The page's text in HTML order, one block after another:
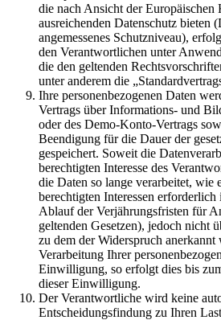
die nach Ansicht der Europäischen
ausreichenden Datenschutz bieten
angemessenes Schutzniveau),
den Verantwortlichen unter
die den geltenden
unter anderem die
Ihre personenbezogenen Daten
Vertrags über Informations- und
oder des Demo-Konto-Vertrags
Beendigung für die Dauer der
gespeichert. Soweit die
berechtigten Interesse des
die Daten so lange verarbeitet, wie
berechtigten Interessen erforderlich
Ablauf der Verjährungsfristen für
geltenden Gesetzen), jedoch nicht
zu dem der Widerspruch
Verarbeitung Ihrer
Einwilligung, so erfolgt dies bis
dieser Einwilligung.
Der Verantwortliche wird keine
Entscheidungsfindung zu Ihren